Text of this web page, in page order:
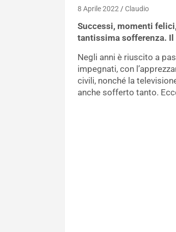
8 Aprile 2022 Claudio
Successi, momenti
tantissima sofferenza. Il
Negli anni è riuscito a
impegnati, con
civili, nonché la
anche sofferto tanto.